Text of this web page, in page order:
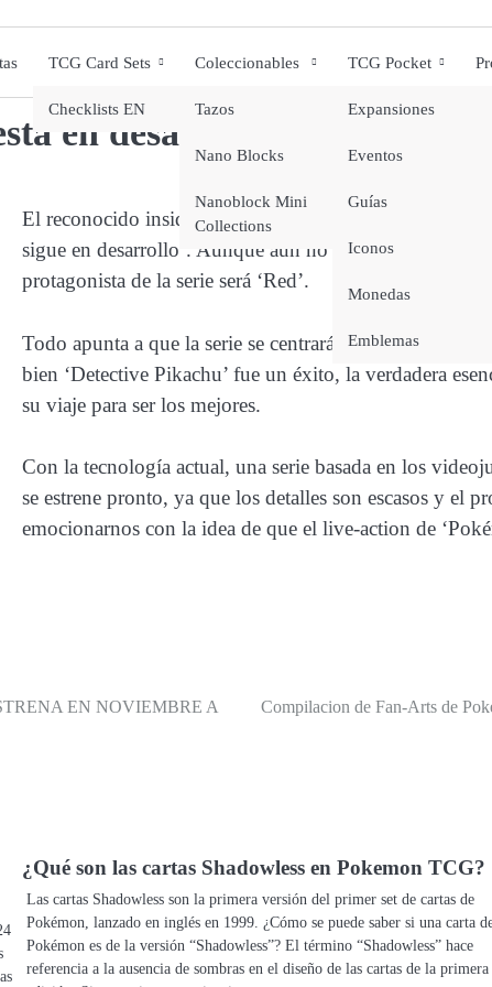
TCG Card Sets
Checklists EN
Coleccionables
Tazos
Nano Blocks
Nanoblock Mini
Collections
TCG Pocket
Expansiones
Eventos
Guías
Base de datos TCGP
Iconos
Monedas
Emblemas
en desarrollo y Red será
El reconocido insider DanielRPK, ha encendido las
sigue en desarrollo’. Aunque aún no hay detalles sobre
protagonista de la serie será ‘Red’.
Todo apunta a que la serie se centrará en revivir las
bien ‘Detective Pikachu’ fue un éxito, la verdadera
su viaje para ser los mejores.
Con la tecnología actual, una serie basada en los
se estrene pronto, ya que los detalles son escasos y el
emocionarnos con la idea de que el live-action de
EN NOVIEMBRE A
Compilacion de Fan-Arts de
¿Qué son las cartas Shadowless en Pokemon TCG?
Las cartas Shadowless son la primera versión del primer set de cartas de
Pokémon, lanzado en inglés en 1999. ¿Cómo se puede saber si una carta
Pokémon es de la versión “Shadowless”? El término “Shadowless” hace
referencia a la ausencia de sombras en el diseño de las cartas de la primera